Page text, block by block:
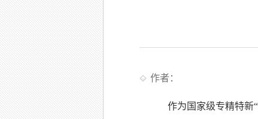
作者：
作为国家级专精特新